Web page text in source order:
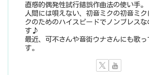
直感的偶発性試行錯誤作曲法の使い手。
人間には唄えない、初音ミクの初音ミク
クのためのハイスピードでノンブレスな
す♪
最近、可不さんや音街ウナさんにも歌っ
す。